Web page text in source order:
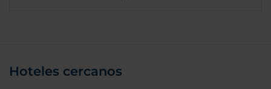
Hoteles cercanos